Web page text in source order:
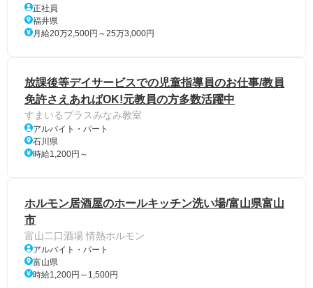
正社員
福井県
月給20万2,500円～25万3,000円
放課後等デイサービスでの児童指導員のお仕事/教員
免許さえあればOK!元教員の方多数活躍中
すまいるプラスみなみ教室
アルバイト・パート
石川県
時給1,200円～
ホルモン居酒屋のホールキッチン洗い場/富山県富山
市
富山二口酒場 情熱ホルモン
アルバイト・パート
富山県
時給1,200円～1,500円